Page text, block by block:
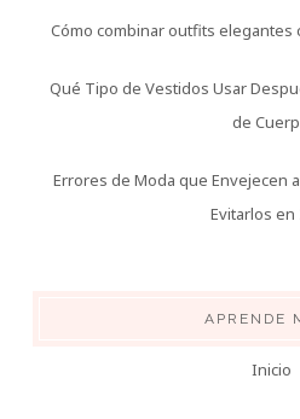
Cómo combinar outfits elegantes
Qué Tipo de Vestidos Usar
de
Errores de Moda que Envejecen
Evitarlos en
APRENDE
Inicio